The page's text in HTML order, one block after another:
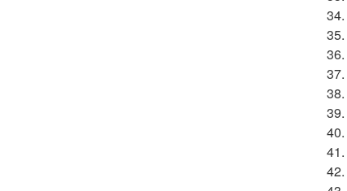
34.
35.
36.
37.
38.
39.
40.
41.
42.